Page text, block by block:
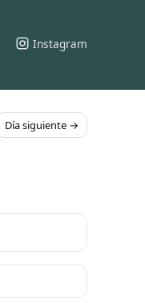
Instagram
Día siguiente →